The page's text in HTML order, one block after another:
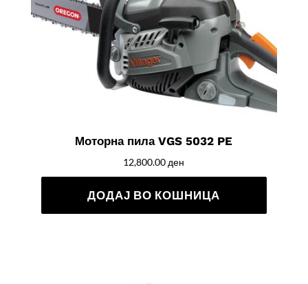
Моторна пила VGS 5032 PE
12,800.00 ден
ДОДАЈ ВО КОШНИЦА